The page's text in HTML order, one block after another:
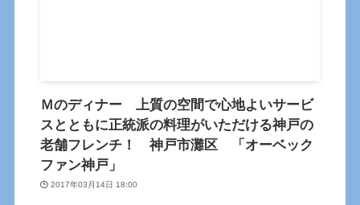
Ｍのディナー 上質の空間で心地よいサービ
スとともに正統派の料理がいただける神戸の
老舗フレンチ！ 神戸市灘区 「オーベック
ファン神戸」
2017年03月14日 18:00